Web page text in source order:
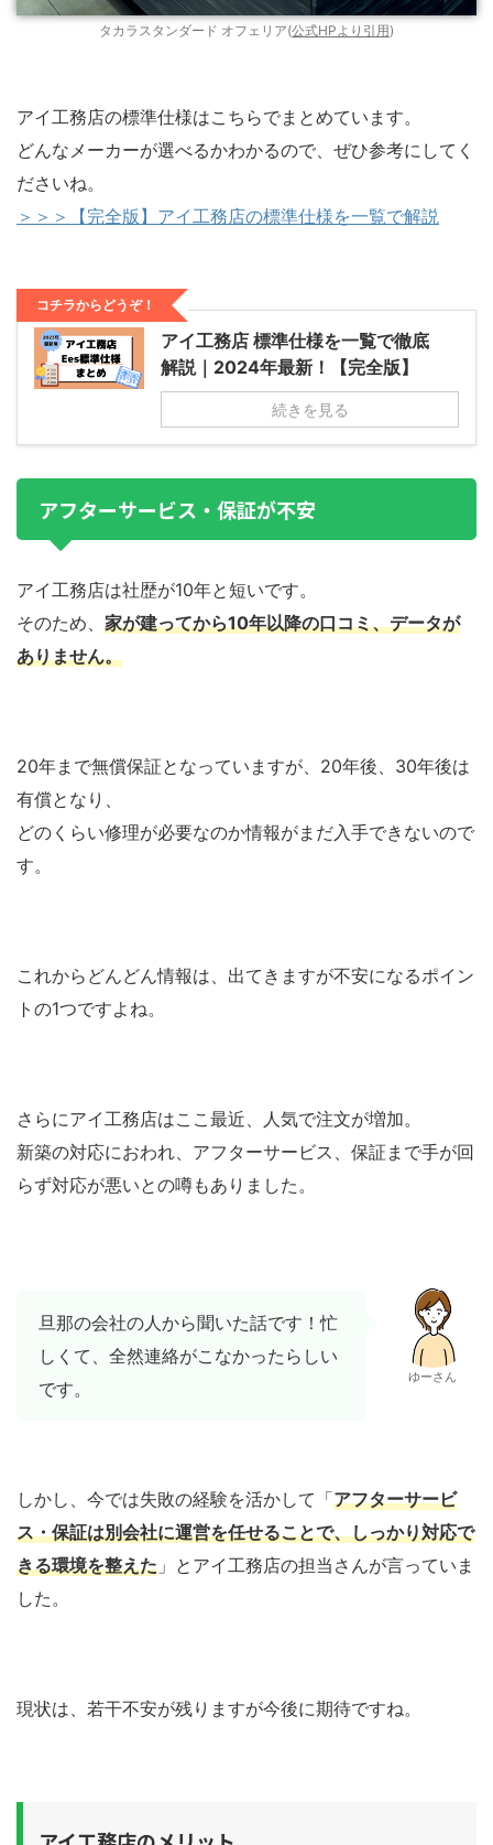
タカラスタンダード オフェリア(公式HPより引用)
アイ工務店の標準仕様はこちらでまとめています。
どんなメーカーが選べるかわかるので、ぜひ参考にしてく
ださいね。
＞＞＞【完全版】アイ工務店の標準仕様を一覧で解説
コチラからどうぞ！
アイ工務店 標準仕様を一覧で徹底
解説｜2024年最新！【完全版】
続きを見る
アフターサービス・保証が不安
アイ工務店は社歴が10年と短いです。
そのため、 家が建ってから10年以降の口コミ、データが
ありません。
20年まで無償保証となっていますが、20年後、30年後は
有償となり、
どのくらい修理が必要なのか情報がまだ入手できないので
す。
これからどんどん情報は、出てきますが不安になるポイン
トの1つですよね。
さらにアイ工務店はここ最近、人気で注文が増加。
新築の対応におわれ、アフターサービス、保証まで手が回
らず対応が悪いとの噂もありました。
旦那の会社の人から聞いた話です！忙
しくて、全然連絡がこなかったらしい
です。
ゆーさん
しかし、今では失敗の経験を活かして「アフターサービ
ス・保証は別会社に運営を任せることで、しっかり対応で
きる環境を整えた 」とアイ工務店の担当さんが言っていま
した。
現状は、若干不安が残りますが今後に期待ですね。